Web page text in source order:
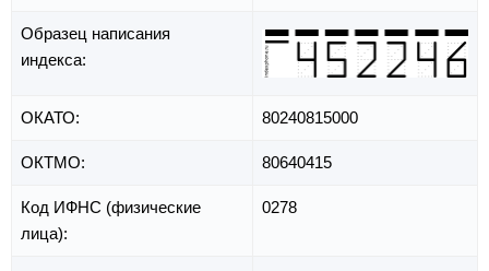
Образец написания
индекса:
ОКАТО: 80240815000
ОКТМО: 80640415
Код ИФНС (физические
лица):
0278